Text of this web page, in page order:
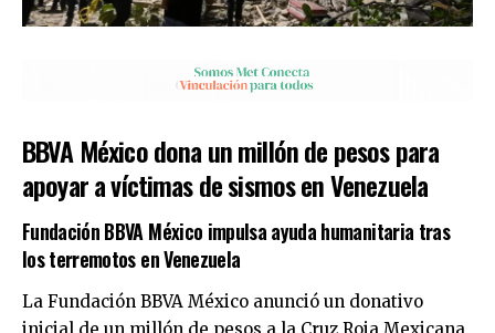
BBVA México dona un millón de pesos para
apoyar a víctimas de sismos en Venezuela
Fundación BBVA México impulsa ayuda humanitaria tras
los terremotos en Venezuela
La Fundación BBVA México anunció un donativo